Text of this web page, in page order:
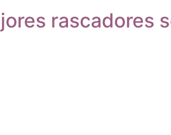
rascadores